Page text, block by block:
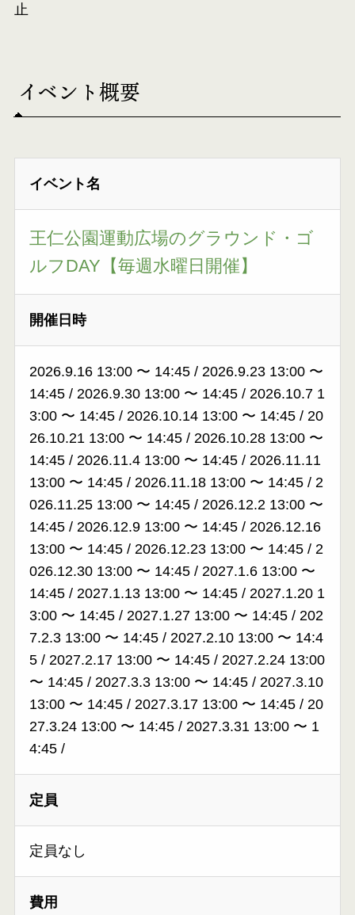
止
イベント概要
イベント名
王仁公園運動広場のグラウンド・ゴ
ルフDAY【毎週水曜日開催】
開催日時
2026.9.16 13:00〜 14:45/ 2026.9.23 13:00〜
14:45/ 2026.9.30 13:00〜 14:45/ 2026.10.7 1
3:00〜 14:45/ 2026.10.14 13:00〜 14:45/ 20
26.10.21 13:00〜 14:45/ 2026.10.28 13:00〜
14:45/ 2026.11.4 13:00〜 14:45/ 2026.11.11
13:00〜 14:45/ 2026.11.18 13:00〜 14:45/ 2
026.11.25 13:00〜 14:45/ 2026.12.2 13:00〜
14:45/ 2026.12.9 13:00〜 14:45/ 2026.12.16
13:00〜 14:45/ 2026.12.23 13:00〜 14:45/ 2
026.12.30 13:00〜 14:45/ 2027.1.6 13:00〜
14:45/ 2027.1.13 13:00〜 14:45/ 2027.1.20 1
3:00〜 14:45/ 2027.1.27 13:00〜 14:45/ 202
7.2.3 13:00〜 14:45/ 2027.2.10 13:00〜 14:4
5/ 2027.2.17 13:00〜 14:45/ 2027.2.24 13:00
〜 14:45/ 2027.3.3 13:00〜 14:45/ 2027.3.10
13:00〜 14:45/ 2027.3.17 13:00〜 14:45/ 20
27.3.24 13:00〜 14:45/ 2027.3.31 13:00〜 1
4:45/
定員
定員なし
費用